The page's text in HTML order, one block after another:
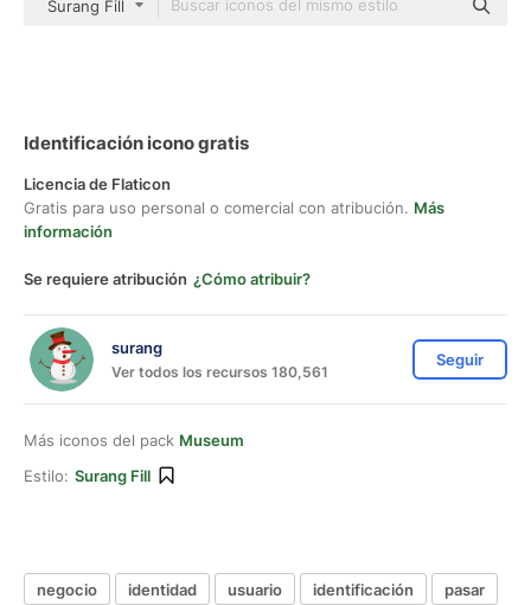
Surang Fill
Identificación icono gratis
Licencia de Flaticon
Gratis para uso personal o comercial con atribución. Más
información
Se requiere atribución ¿Cómo atribuir?
surang
Ver todos los recursos 180,561
Seguir
Más iconos del pack Museum
Estilo: Surang Fill
negocio identidad usuario identificación
pasar